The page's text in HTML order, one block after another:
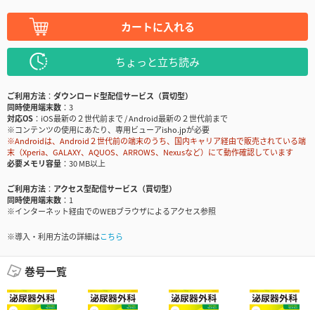
カートに入れる
ちょっと立ち読み
ご利用方法
ダウンロード型配信サービス（買切型）
同時使用端末数
3
対応OS
iOS最新の２世代前まで / Android最新の２世代前まで
※コンテンツの使用にあたり、専用ビューアisho.jpが必要
※Androidは、Android２世代前の端末のうち、国内キャリア経由で販売されている端
末（Xperia、GALAXY、AQUOS、ARROWS、Nexusなど）にて動作確認しています
必要メモリ容量
30 MB以上
ご利用方法
アクセス型配信サービス（買切型）
同時使用端末数
1
※インターネット経由でのWEBブラウザによるアクセス参照
※導入・利用方法の詳細はこちら
巻号一覧